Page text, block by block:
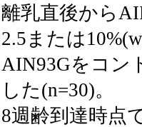
離乳直後から
2.5または
AIN93Gをコン
した(n=30)。
8週齢到達時点